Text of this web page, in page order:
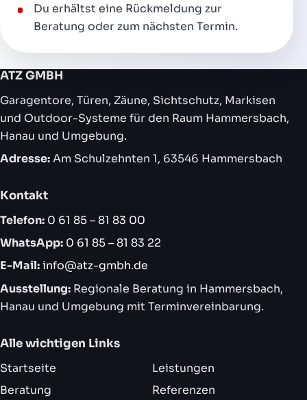
Du erhältst eine Rückmeldung zur
Beratung oder zum nächsten Termin.
ATZ GMBH
Garagentore, Türen, Zäune, Sichtschutz, Markisen
und Outdoor-Systeme für den Raum Hammersbach,
Hanau und Umgebung.
Adresse:Am Schulzehnten 1, 63546 Hammersbach
Kontakt
Telefon: 0 61 85 – 81 83 00
WhatsApp: 0 61 85 – 81 83 22
E-Mail:info@atz-gmbh.de
Ausstellung: Regionale Beratung in Hammersbach,
Hanau und Umgebung mit Terminvereinbarung.
Alle wichtigen Links
Startseite
Leistungen
Beratung
Referenzen